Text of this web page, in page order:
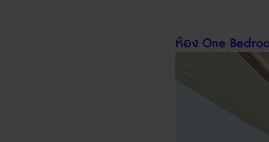
ห้อง One